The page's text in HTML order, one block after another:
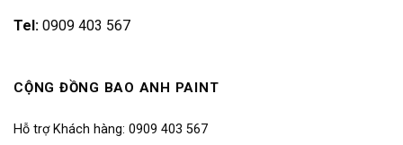
Tel: 0909 403 567
CỘNG ĐỒNG BAO ANH PAINT
Hỗ trợ Khách hàng: 0909 403 567